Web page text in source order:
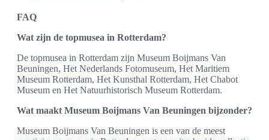
FAQ
Wat zijn de topmusea in Rotterdam?
De topmusea in Rotterdam zijn Museum Boijmans Van
Beuningen, Het Nederlands Fotomuseum, Het Maritiem
Museum Rotterdam, Het Kunsthal Rotterdam, Het Chabot
Museum en Het Natuurhistorisch Museum Rotterdam.
Wat maakt Museum Boijmans Van Beuningen bijzonder?
Museum Boijmans Van Beuningen is een van de meest